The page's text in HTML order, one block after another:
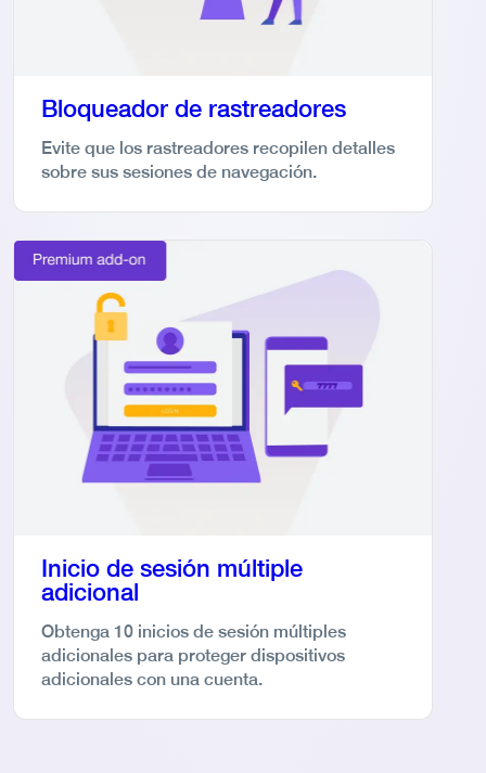
Bloqueador de rastreadores
Evite que los rastreadores recopilen detalles
sobre sus sesiones de navegación.
Inicio de sesión múltiple
adicional
Obtenga 10 inicios de sesión múltiples
adicionales para proteger dispositivos
adicionales con una cuenta.